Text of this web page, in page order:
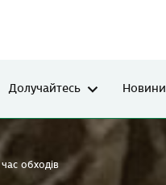
Долучайтесь Новини
час обходів